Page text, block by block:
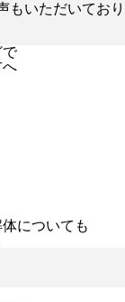
もいただいており
で
へ
についても